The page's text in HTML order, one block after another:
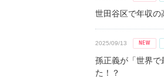
世田谷区で年収
2025/09/13
孫正義が「世界で
た！？